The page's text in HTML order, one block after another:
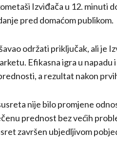
Izviđača u 12. minuti
pred domaćom publikom.
održati priključak, ali je
Efikasna igra u
a rezultat nakon
nije bilo promjene
prednost bez većih
završen ubjedljivom